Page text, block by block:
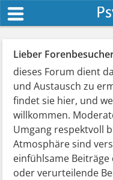
Lieber
dieses Forum dient
und Austausch zu
findet sie hier, und
willkommen.
Umgang respektvoll
Atmosphäre sind
einfühlsame
oder verurteilende